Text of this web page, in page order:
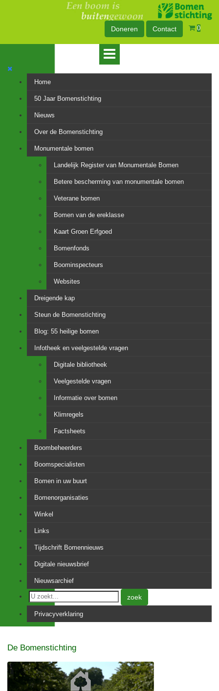
Doneren Contact 0
Home
50 Jaar Bomenstichting
Nieuws
Over de Bomenstichting
Monumentale bomen
Landelijk Register van Monumentale Bomen
Betere bescherming van monumentale bomen
Veterane bomen
Bomen van de ereklasse
Kaart Groen Erfgoed
Bomenfonds
Boominspecteurs
Websites
Dreigende kap
Steun de Bomenstichting
Blog: 55 heilige bomen
Infotheek en veelgestelde vragen
Digitale bibliotheek
Veelgestelde vragen
Informatie over bomen
Klimregels
Factsheets
Boombeheerders
Boomspecialisten
Bomen in uw buurt
Bomenorganisaties
Winkel
Links
Tijdschrift Bomennieuws
Digitale nieuwsbrief
Nieuwsarchief
zoek
Privacyverklaring
De Bomenstichting